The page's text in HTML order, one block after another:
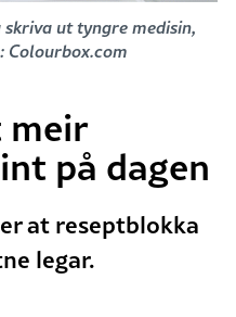
ut tyngre medisin,
Colourbox.com
meir
på dagen
at reseptblokka
legar.